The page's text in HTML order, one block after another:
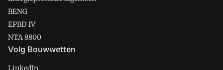
BENG
EPBD IV
NTA 8800
Volg Bouwwetten
LinkedIn